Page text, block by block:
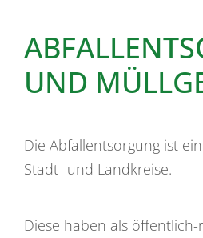
UND
Die Abfallentsorgung ist
Stadt- und Landkreise.
Diese haben als